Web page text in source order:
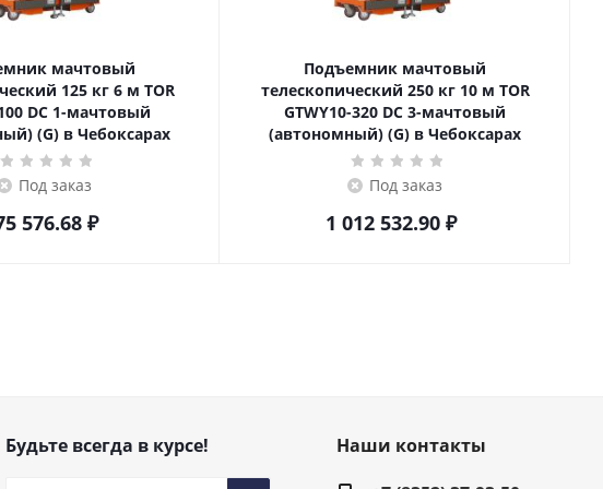
мачтовый
125 кг 6 м TOR
DC 1-мачтовый
(G) в Чебоксарах
Под заказ
576.68₽
Подъемник мачтовый
телескопический 250 кг 10 м TOR
GTWY10-320 DC 3-мачтовый
(автономный) (G) в Чебоксарах
Под заказ
1 012 532.90 ₽
Будьте всегда в курсе!
Наши контакты